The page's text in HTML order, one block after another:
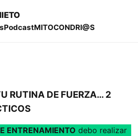
PodcastMITOCONDRI@S
RUTINA DE FUERZA… 2
ENTRENAMIENTO debo realizar